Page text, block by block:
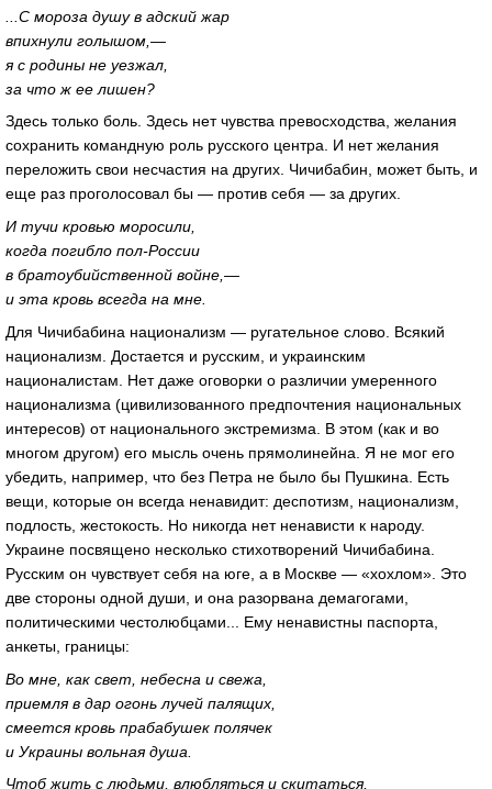
...С мороза душу в адский жар
впихнули голышом,—
я с родины не уезжал,
за что ж ее лишен?
Здесь только боль. Здесь нет чувства превосходства, желания
сохранить командную роль русского центра. И нет желания
переложить свои несчастия на других. Чичибабин, может быть, и
еще раз проголосовал бы — против себя — за других.
И тучи кровью моросили,
когда погибло пол-России
в братоубийственной войне,—
и эта кровь всегда на мне.
Для Чичибабина национализм — ругательное слово. Всякий
национализм. Достается и русским, и украин­ским
националистам. Нет даже оговорки о различии умеренного
национализма (цивилизованного предпочтения национальных
интересов) от национального экстремизма. В этом (как и во
многом другом) его мысль очень прямолинейна. Я не мог его
убедить, например, что без Петра не было бы Пушкина. Есть
вещи, которые он всегда ненавидит: деспотизм, национализм,
подлость, жестокость. Но никогда нет ненависти к народу.
Украине посвящено несколько стихотворений Чичибабина.
Русским он чувствует себя на юге, а в Москве — «хохлом». Это
две стороны одной души, и она разорвана демагогами,
политическими честолюбцами... Ему ненавистны паспорта,
анкеты, границы:
Во мне, как свет, небесна и свежа,
приемля в дар огонь лучей палящих,
смеется кровь прабабушек полячек
и Украины вольная душа.
Чтоб жить с людьми, влюбляться и скитаться,